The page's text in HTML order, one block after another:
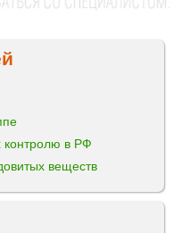
в РФ
веществ